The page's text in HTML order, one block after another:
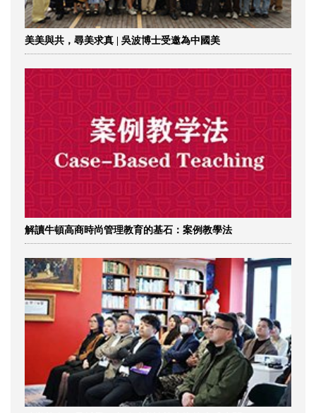
美美與共，尋美求真 | 吳波博士受邀為中國美
解讀牛頓高商時尚管理教育的基石：案例教學法